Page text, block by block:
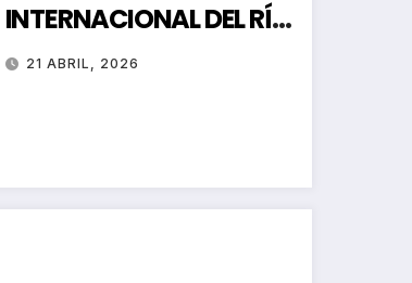
INTERNACIONAL DEL RÍO
ASÓN
21 ABRIL, 2026